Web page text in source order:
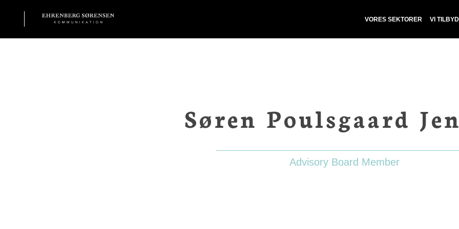
VORES SEKTORER VI
Søren Poulsgaard
Advisory Board Member